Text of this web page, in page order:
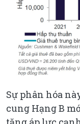
Sự phân hóa
cung Hạng B